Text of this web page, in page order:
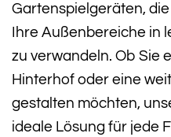
Gartenspielgeräten,
Ihre Außenbereiche in
zu verwandeln. Ob Sie
Hinterhof oder eine
gestalten möchten,
ideale Lösung für jede